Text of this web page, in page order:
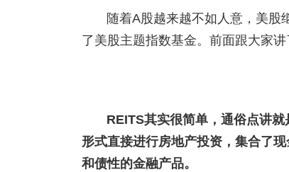
随着A股越来越不如人意，美股
了美股主题指数基金。前面跟大家
REITS其实很简单，通俗点讲
形式直接进行房地产投资，集合了
和债性的金融产品。